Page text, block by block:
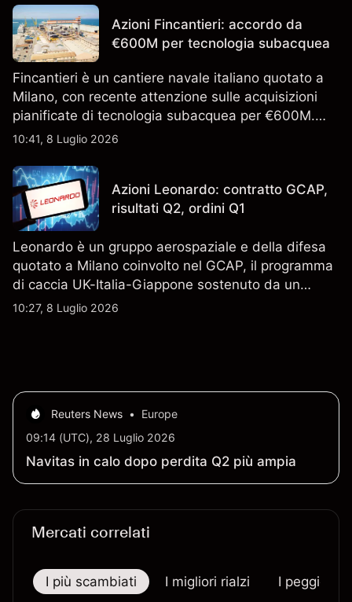
un indicatore affidabile dei risultati futuri.
Azioni Fincantieri: accordo da
€600M per tecnologia subacquea
Fincantieri è un cantiere navale italiano quotato a
Milano, con recente attenzione sulle acquisizioni
pianificate di tecnologia subacquea per €600M.
Scopri i target di prezzo FCT di terze parti e l'analisi
indicatore affidabile dei risultati futuri.
10:41, 8 Luglio 2026
Azioni Leonardo: contratto GCAP,
risultati Q2, ordini Q1
Leonardo è un gruppo aerospaziale e della difesa
quotato a Milano coinvolto nel GCAP, il programma
di caccia UK-Italia-Giappone sostenuto da un
contratto da 4,6 miliardi di sterline. I risultati
10:27, 8 Luglio 2026
Reuters News •
Europe
09:14 (UTC), 28 Luglio 2026
Navitas in calo dopo perdita Q2 più ampia
Mercati correlati
I più scambiati I migliori rialzi I peggiori